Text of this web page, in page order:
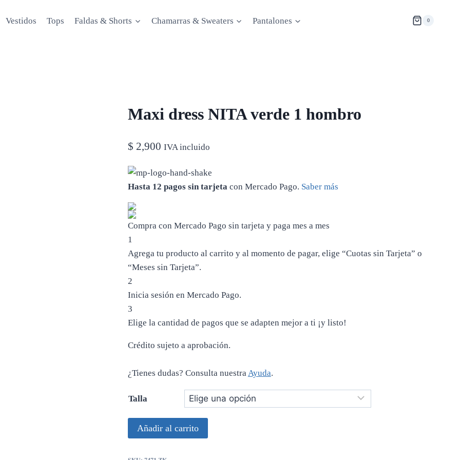
Vestidos Tops Faldas & Shorts Chamarras & Sweaters Pantalones 0
Maxi dress NITA verde 1 hombro
$ 2,900 IVA incluido
Hasta 12 pagos sin tarjetacon Mercado Pago. Saber más
Compra con Mercado Pago sin tarjeta y paga mes a mes
1
Agrega tu producto al carrito y al momento de pagar, elige “Cuotas sin Tarjeta” o
“Meses sin Tarjeta”.
2
Inicia sesión en Mercado Pago.
3
Elige la cantidad de pagos que se adapten mejor a ti ¡y listo!
Crédito sujeto a aprobación.
¿Tienes dudas? Consulta nuestraAyuda.
Talla
Maxi
dress
Añadir al carrito